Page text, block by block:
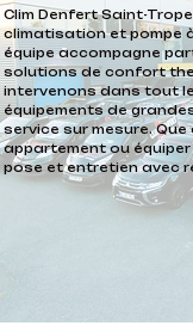
Clim Denfert Saint-
climatisation et pompe
équipe accompagne
solutions de confort
intervenons dans tout
équipements de
service sur mesure.
appartement ou
pose et entretien avec